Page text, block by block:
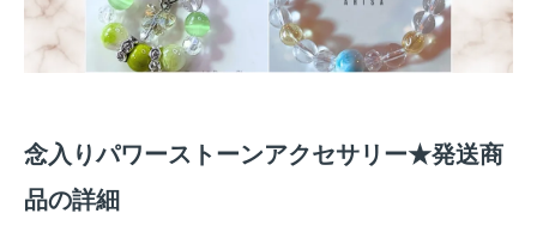
念入りパワーストーンアクセサリー★発送商
品の詳細